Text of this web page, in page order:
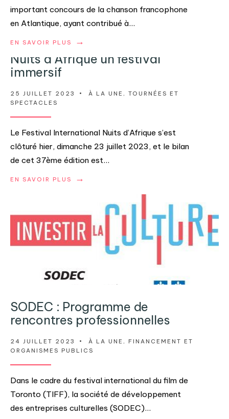
important concours de la chanson francophone
en Atlantique, ayant contribué à...
EN SAVOIR PLUS →
Nuits d’Afrique un festival
immersif
25 JUILLET 2023 • À LA UNE , TOURNÉES ET
SPECTACLES
Le Festival International Nuits d’Afrique s’est
clôturé hier, dimanche 23 juillet 2023, et le bilan
de cet 37ème édition est...
EN SAVOIR PLUS →
SODEC : Programme de
rencontres professionnelles
24 JUILLET 2023 • À LA UNE , FINANCEMENT ET
ORGANISMES PUBLICS
Dans le cadre du festival international du film de
Toronto (TIFF), la société de développement
des entreprises culturelles (SODEC)...